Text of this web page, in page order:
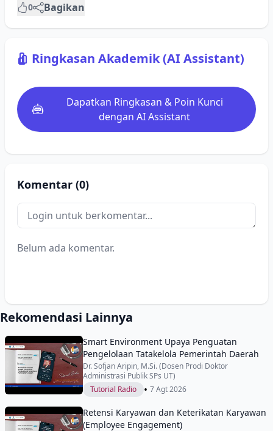
0 Bagikan
Ringkasan Akademik (AI Assistant)
Dapatkan Ringkasan & Poin Kunci
dengan AI Assistant
Komentar (0)
Belum ada komentar.
Rekomendasi Lainnya
Smart Environment Upaya Penguatan
Pengelolaan Tatakelola Pemerintah Daerah
Dr. Sofjan Aripin, M.Si. (Dosen Prodi Doktor
Administrasi Publik SPs UT)
Tutorial Radio
• 7 Agt 2026
Retensi Karyawan dan Keterikatan Karyawan
(Employee Engagement)